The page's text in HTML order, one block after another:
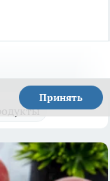
Принять